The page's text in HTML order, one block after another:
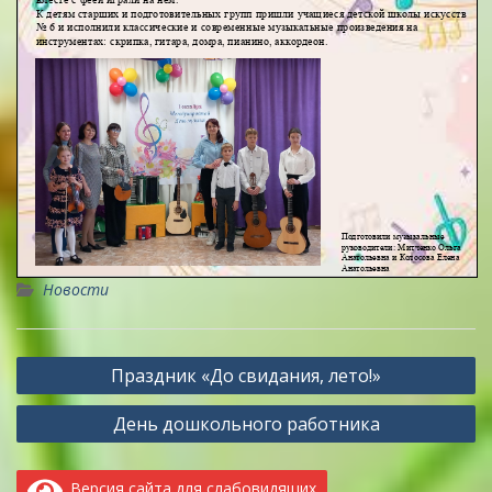
Новости
Навигация
по
Праздник «До свидания, лето!»
День дошкольного работника